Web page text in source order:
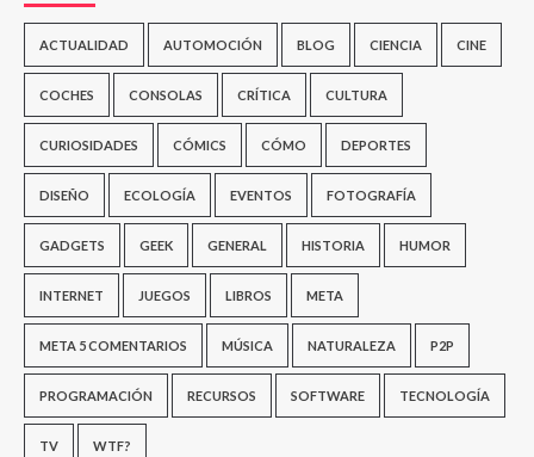
ACTUALIDAD AUTOMOCIÓN BLOG CIENCIA CINE
COCHES CONSOLAS CRÍTICA CULTURA
CURIOSIDADES CÓMICS CÓMO DEPORTES
DISEÑO ECOLOGÍA EVENTOS FOTOGRAFÍA
GADGETS GEEK GENERAL HISTORIA HUMOR
INTERNET JUEGOS LIBROS META
META 5 COMENTARIOS MÚSICA NATURALEZA P2P
PROGRAMACIÓN RECURSOS SOFTWARE TECNOLOGÍA
TV WTF?